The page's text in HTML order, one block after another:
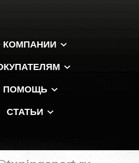
КОМПАНИИ
ПОМОЩЬ
СТАТЬИ